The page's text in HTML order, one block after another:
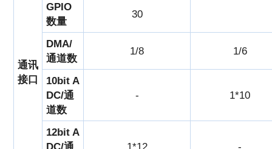
通讯
接口
GPIO
数量
30
DMA/
通道数
1/8 1/6
10bit A
DC/通
道数
- 1*10
12bit A
DC/通
1*12 -